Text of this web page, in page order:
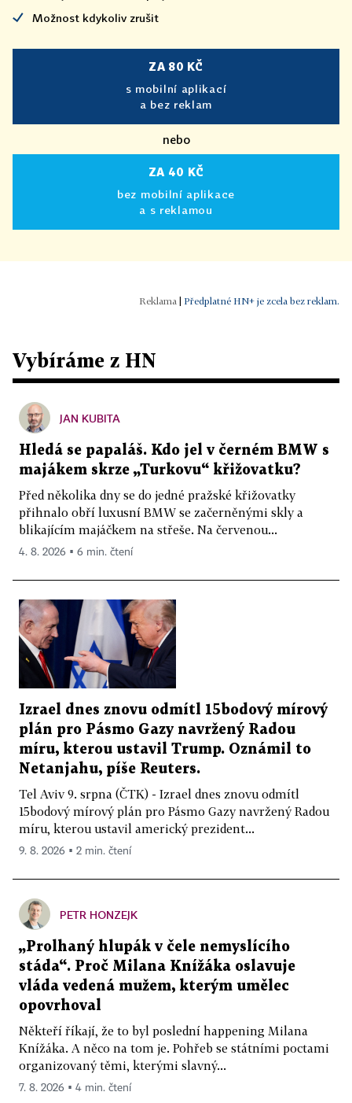
Možnost kdykoliv zrušit
ZA 80 KČ
s mobilní aplikací
a bez reklam
nebo
ZA 40 KČ
bez mobilní aplikace
a s reklamou
Předplatné HN+ je zcela bez reklam.
Vybíráme z HN
JAN KUBITA
Hledá se papaláš. Kdo jel v černém BMW s
majákem skrze „Turkovu“ křižovatku?
Před několika dny se do jedné pražské křižovatky
přihnalo obří luxusní BMW se začerněnými skly a
blikajícím majáčkem na střeše. Na červenou...
4. 8. 2026 ▪ 6 min. čtení
Izrael dnes znovu odmítl 15bodový mírový
plán pro Pásmo Gazy navržený Radou
míru, kterou ustavil Trump. Oznámil to
Netanjahu, píše Reuters.
Tel Aviv 9. srpna (ČTK) - Izrael dnes znovu odmítl
15bodový mírový plán pro Pásmo Gazy navržený Radou
míru, kterou ustavil americký prezident...
9. 8. 2026 ▪ 2 min. čtení
PETR HONZEJK
„Prolhaný hlupák v čele nemyslícího
stáda“. Proč Milana Knížáka oslavuje
vláda vedená mužem, kterým umělec
opovrhoval
Někteří říkají, že to byl poslední happening Milana
Knížáka. A něco na tom je. Pohřeb se státními poctami
organizovaný těmi, kterými slavný...
7. 8. 2026 ▪ 4 min. čtení